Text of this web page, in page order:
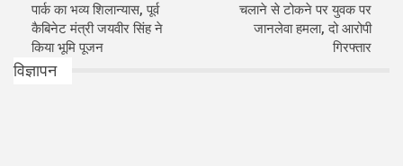
पार्क का भव्य शिलान्यास, पूर्व
कैबिनेट मंत्री जयवीर सिंह ने
किया भूमि पूजन
चलाने से टोकने पर युवक पर
जानलेवा हमला, दो आरोपी
गिरफ्तार
विज्ञापन